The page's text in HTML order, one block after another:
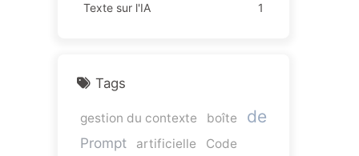
Texte sur l'IA
1
Tags
gestion du contexte boîte de
Prompt artificielle Code